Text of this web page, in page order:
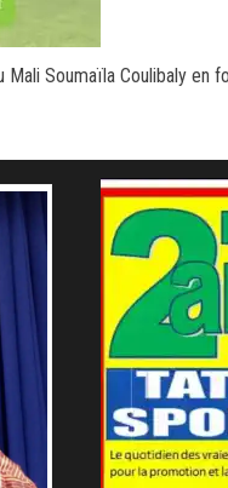
Soumaïla Coulibaly en